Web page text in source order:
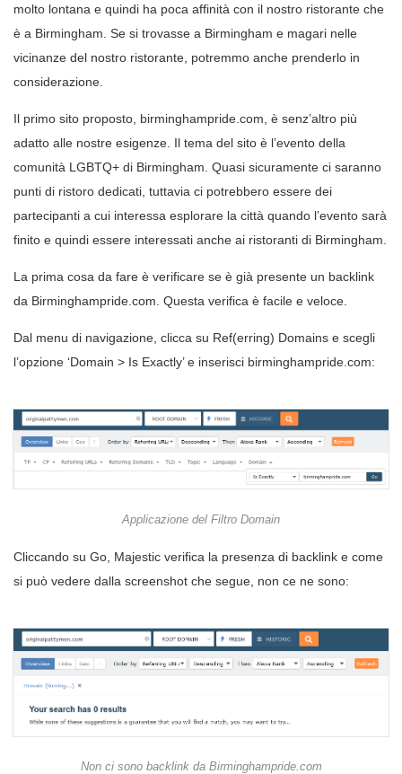
molto lontana e quindi ha poca affinità con il nostro ristorante che
è a Birmingham. Se si trovasse a Birmingham e magari nelle
vicinanze del nostro ristorante, potremmo anche prenderlo in
considerazione.
Il primo sito proposto, birminghampride.com, è senz’altro più
adatto alle nostre esigenze. Il tema del sito è l’evento della
comunità LGBTQ+ di Birmingham. Quasi sicuramente ci saranno
punti di ristoro dedicati, tuttavia ci potrebbero essere dei
partecipanti a cui interessa esplorare la città quando l’evento sarà
finito e quindi essere interessati anche ai ristoranti di Birmingham.
La prima cosa da fare è verificare se è già presente un backlink
da Birminghampride.com. Questa verifica è facile e veloce.
Dal menu di navigazione, clicca su Ref(erring) Domains e scegli
l’opzione ‘Domain > Is Exactly’ e inserisci birminghampride.com:
Applicazione del Filtro Domain
Cliccando su Go, Majestic verifica la presenza di backlink e come
si può vedere dalla screenshot che segue, non ce ne sono:
Non ci sono backlink da Birminghampride.com